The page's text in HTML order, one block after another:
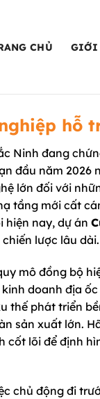
CHỦ GIỚI
hỗ
Ninh đang
đầu năm 2026
lớn đối với
tầng mới cất
hiện nay, dự án
lược lâu dài.
mô đồng bộ
doanh địa ốc
thế phát triển
sản xuất lớn.
cốt lõi để định
chủ động đi